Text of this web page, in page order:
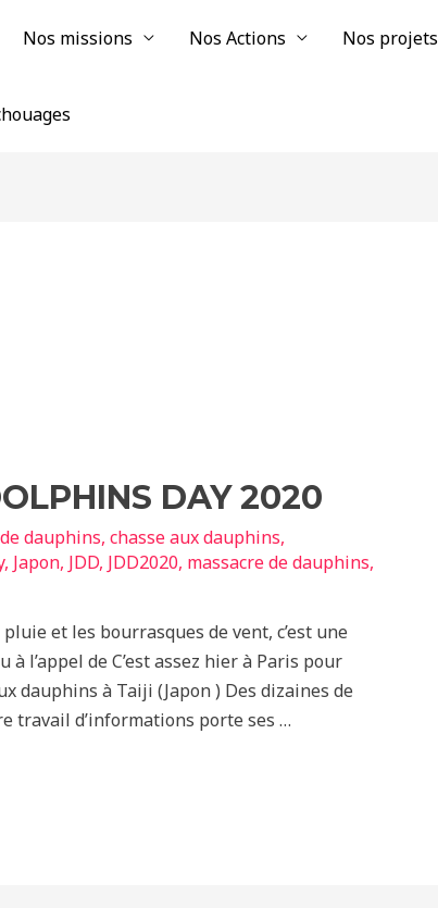
Nos missions Nos Actions Nos projets
DAY 2020
dauphins, chasse aux dauphins,
, Japon, JDD, JDD2020, massacre de dauphins,
et les bourrasques de vent, c’est une
l’appel de C’est assez hier à Paris pour
dauphins à Taiji (Japon ) Des dizaines de
travail d’informations porte ses …